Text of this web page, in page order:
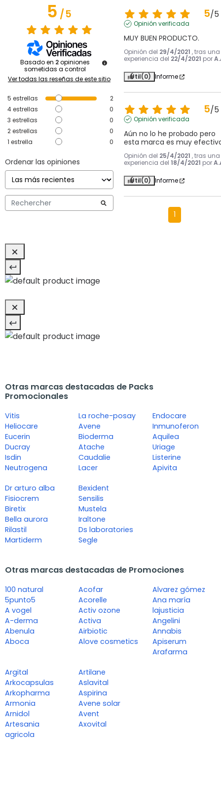
5/5
Basado en 2 opiniones
sometidas a control
Ver todas las reseñas de este sitio
5 estrellas
2
4estrellas
0
3 estrellas
0
2estrellas
0
1 estrella 0
Ordenar las opiniones
5/5
Opinión verificada
MUY BUEN PRODUCTO.
Opinión del 29/4/2021 , tras una
experiencia del 22/4/2021 por
Útil(0) Informe
5/5
Opinión verificada
Aún no lo he probado pero
esta marca es muy
Opinión del 25/4/2021 , tras una
experiencia del 18/4/2021 por
Útil(0) Informe
1
Otras marcas destacadas de Packs
Promocionales
Vitis
Heliocare
Eucerin
Ducray
Isdin
Neutrogena
La roche-posay
Avene
Bioderma
Atache
Caudalie
Lacer
Endocare
Inmunoferon
Aquilea
Uriage
Listerine
Apivita
Dr arturo alba
Fisiocrem
Biretix
Bella aurora
Rilastil
Martiderm
Bexident
Sensilis
Mustela
Iraltone
Ds laboratories
Segle
Otras marcas destacadas de Promociones
100 natural
5punto5
A vogel
A-derma
Abenula
Aboca
Acofar
Acorelle
Activ ozone
Activa
Airbiotic
Alove cosmetics
Alvarez gómez
Ana maría
lajusticia
Angelini
Annabis
Apiserum
Arafarma
Argital
Arkocapsulas
Arkopharma
Armonia
Arnidol
Artesania
agricola
Artilane
Aslavital
Aspirina
Avene solar
Avent
Axovital